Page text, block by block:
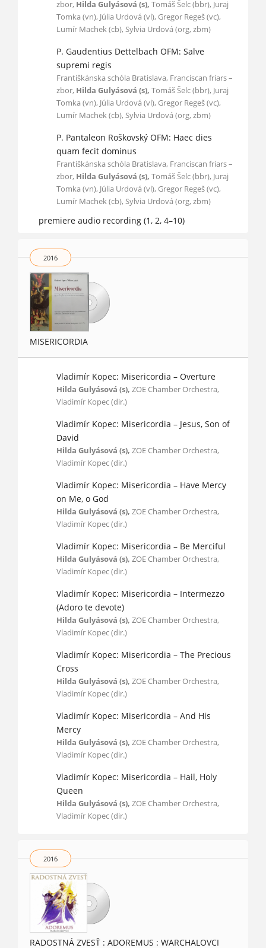
zbor, Hilda Gulyásová (s), Tomáš Šelc (bbr), Juraj
Tomka (vn), Júlia Urdová (vl), Gregor Regeš (vc),
Lumír Machek (cb), Sylvia Urdová (org, zbm)
P. Gaudentius Dettelbach OFM: Salve
supremi regis
Františkánska schóla Bratislava, Franciscan friars –
zbor, Hilda Gulyásová (s), Tomáš Šelc (bbr), Juraj
Tomka (vn), Júlia Urdová (vl), Gregor Regeš (vc),
Lumír Machek (cb), Sylvia Urdová (org, zbm)
P. Pantaleon Roškovský OFM: Haec dies
quam fecit dominus
Františkánska schóla Bratislava, Franciscan friars –
zbor, Hilda Gulyásová (s), Tomáš Šelc (bbr), Juraj
Tomka (vn), Júlia Urdová (vl), Gregor Regeš (vc),
Lumír Machek (cb), Sylvia Urdová (org, zbm)
premiere audio recording (1, 2, 4–10)
2016
MISERICORDIA
Vladimír Kopec: Misericordia – Overture
Hilda Gulyásová (s), ZOE Chamber Orchestra,
Vladimír Kopec (dir.)
Vladimír Kopec: Misericordia – Jesus, Son of
David
Hilda Gulyásová (s), ZOE Chamber Orchestra,
Vladimír Kopec (dir.)
Vladimír Kopec: Misericordia – Have Mercy
on Me, o God
Hilda Gulyásová (s), ZOE Chamber Orchestra,
Vladimír Kopec (dir.)
Vladimír Kopec: Misericordia – Be Merciful
Hilda Gulyásová (s), ZOE Chamber Orchestra,
Vladimír Kopec (dir.)
Vladimír Kopec: Misericordia – Intermezzo
(Adoro te devote)
Hilda Gulyásová (s), ZOE Chamber Orchestra,
Vladimír Kopec (dir.)
Vladimír Kopec: Misericordia – The Precious
Cross
Hilda Gulyásová (s), ZOE Chamber Orchestra,
Vladimír Kopec (dir.)
Vladimír Kopec: Misericordia – And His
Mercy
Hilda Gulyásová (s), ZOE Chamber Orchestra,
Vladimír Kopec (dir.)
Vladimír Kopec: Misericordia – Hail, Holy
Queen
Hilda Gulyásová (s), ZOE Chamber Orchestra,
Vladimír Kopec (dir.)
2016
RADOSTNÁ ZVESŤ : ADOREMUS : WARCHALOVCI